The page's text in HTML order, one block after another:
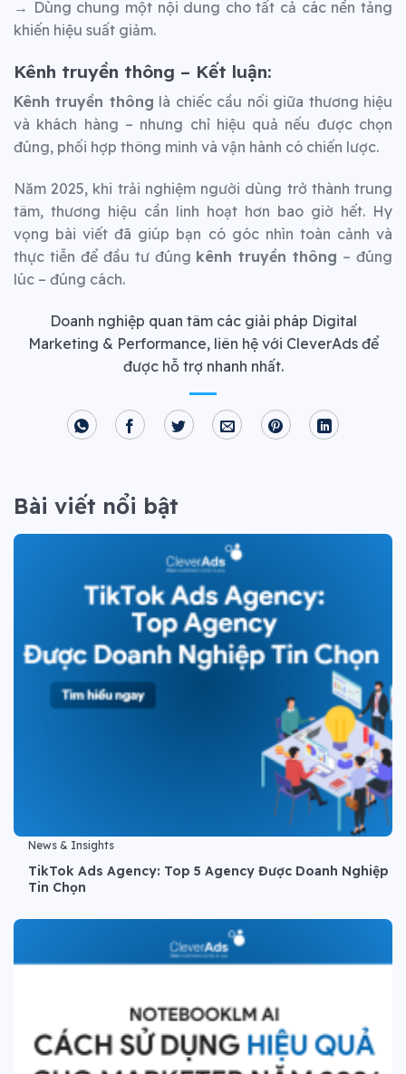
→ Dùng chung một nội dung cho tất cả các nền tảng
khiến hiệu suất giảm.
Kênh truyền thông – Kết luận:
Kênh truyền thông là chiếc cầu nối giữa thương hiệu
và khách hàng – nhưng chỉ hiệu quả nếu được chọn
đúng, phối hợp thông minh và vận hành có chiến lược.
Năm 2025, khi trải nghiệm người dùng trở thành trung
tâm, thương hiệu cần linh hoạt hơn bao giờ hết. Hy
vọng bài viết đã giúp bạn có góc nhìn toàn cảnh và
thực tiễn để đầu tư đúng kênh truyền thông – đúng
lúc – đúng cách.
Doanh nghiệp quan tâm các giải pháp Digital
Marketing & Performance, liên hệ với CleverAds để
được hỗ trợ nhanh nhất.
Bài viết nổi bật
News & Insights
TikTok Ads Agency: Top 5 Agency Được Doanh Nghiệp
Tin Chọn